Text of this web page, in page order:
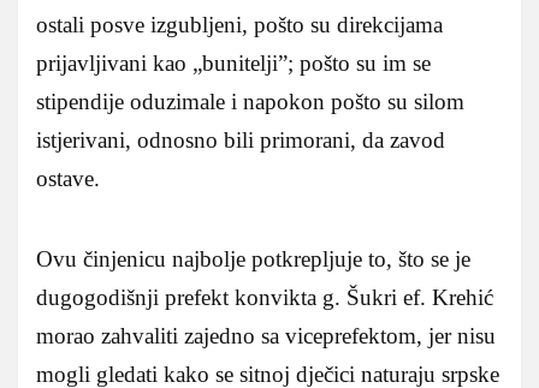
ostali posve izgubljeni, pošto su direkcijama
prijavljivani kao „bunitelji”; pošto su im se
stipendije oduzimale i napokon pošto su silom
istjerivani, odnosno bili primorani, da zavod
ostave.
Ovu činjenicu najbolje potkrepljuje to, što se je
dugogodišnji prefekt konvikta g. Šukri ef. Krehić
morao zahvaliti zajedno sa viceprefektom, jer nisu
mogli gledati kako se sitnoj dječici naturaju srpske